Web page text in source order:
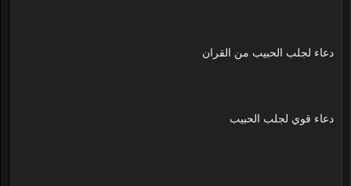
دعاء لجلب الحبيب من القران
دعاء قوي لجلب الحبيب